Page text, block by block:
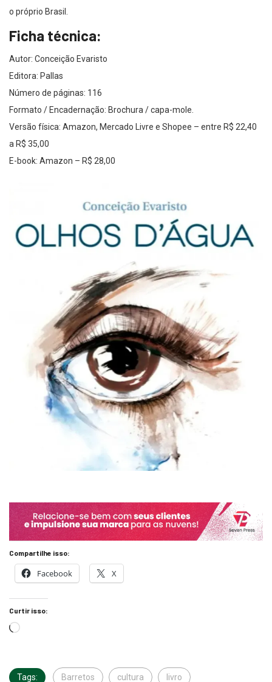
o próprio Brasil.
Ficha técnica:
Autor: Conceição Evaristo
Editora: Pallas
Número de páginas: 116
Formato / Encadernação: Brochura / capa-mole.
Versão física: Amazon, Mercado Livre e Shopee – entre R$ 22,40
a R$ 35,00
E-book: Amazon – R$ 28,00
Compartilhe isso:
Facebook X
Curtir isso:
Tags: Barretos cultura livro